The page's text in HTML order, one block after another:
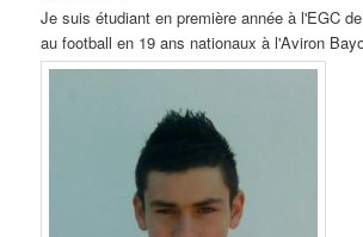
Je suis étudiant en première année à l'EGC
au football en 19 ans nationaux à l'Aviron